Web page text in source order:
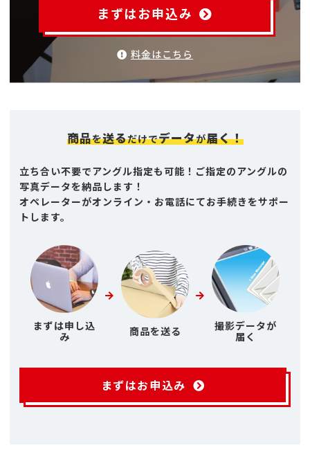
まずはお申込み
料金はこちら
商品を送るだけでデータが届く！
立ち合い不要でアングル指定も可能！ご指定のアングルの
写真データを納品します！
オペレーターがオンライン・お電話にてお手続きをサポー
トします。
まずは申し込
み
商品を送る
撮影データが
届く
まずはお申込み